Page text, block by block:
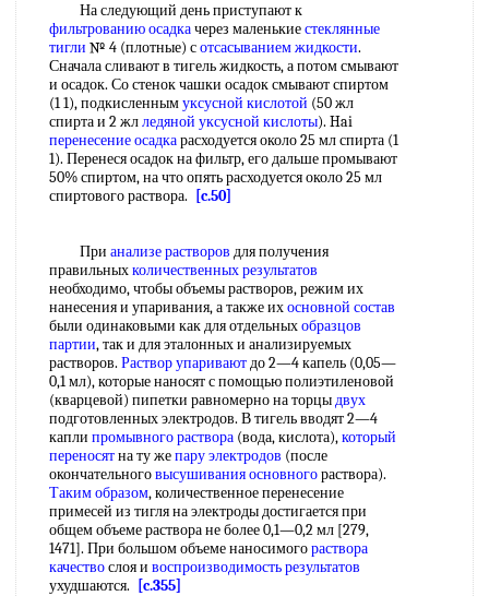
На следующий день приступают к
фильтрованию осадкачерез маленькиестеклянные
тигли № 4 (плотные) сотсасыванием жидкости.
Сначала сливают в тигель жидкость, а потом смывают
и осадок. Со стенок чашки осадок смывают спиртом
(1 1), подкисленнымуксусной кислотой (50 жл
спирта и 2 жлледяной уксусной кислоты). Hai
перенесение осадкарасходуется около 25 мл спирта (1
1). Перенеся осадок на фильтр, его дальше промывают
50% спиртом, на что опять расходуется около 25 мл
спиртового раствора.
[c.50]
При анализе растворов для получения
правильныхколичественных результатов
необходимо, чтобы объемы растворов, режим их
нанесения и упаривания, а также ихосновной состав
были одинаковыми как для отдельныхобразцов
партии, так и для эталонных и анализируемых
растворов. Раствор упариваютдо 2—4 капель (0,05—
0,1 мл), которые наносят с помощью полиэтиленовой
(кварцевой) пипетки равномерно на торцыдвух
подготовленных электродов. В тигель вводят 2—4
капли промывного раствора (вода, кислота),который
переносятна ту жепару электродов (после
окончательноговысушивания основногораствора).
Таким образом, количественное перенесение
примесей из тигля на электроды достигается при
общем объеме раствора не более 0,1—0,2 мл [279,
1471]. При большом объеме наносимогораствора
качествослоя и воспроизводимость результатов
ухудшаются.
[c.355]